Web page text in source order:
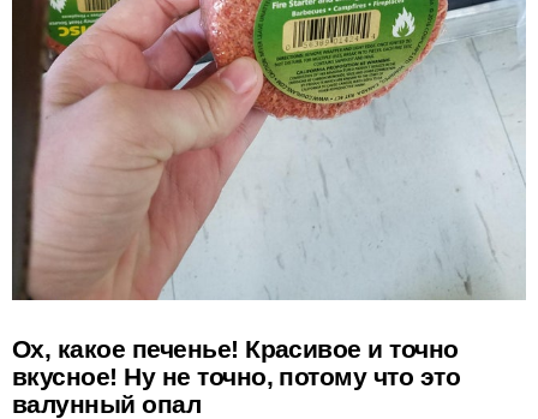
Ох, какое печенье! Красивое и точно
вкусное! Ну не точно, потому что это
валунный опал